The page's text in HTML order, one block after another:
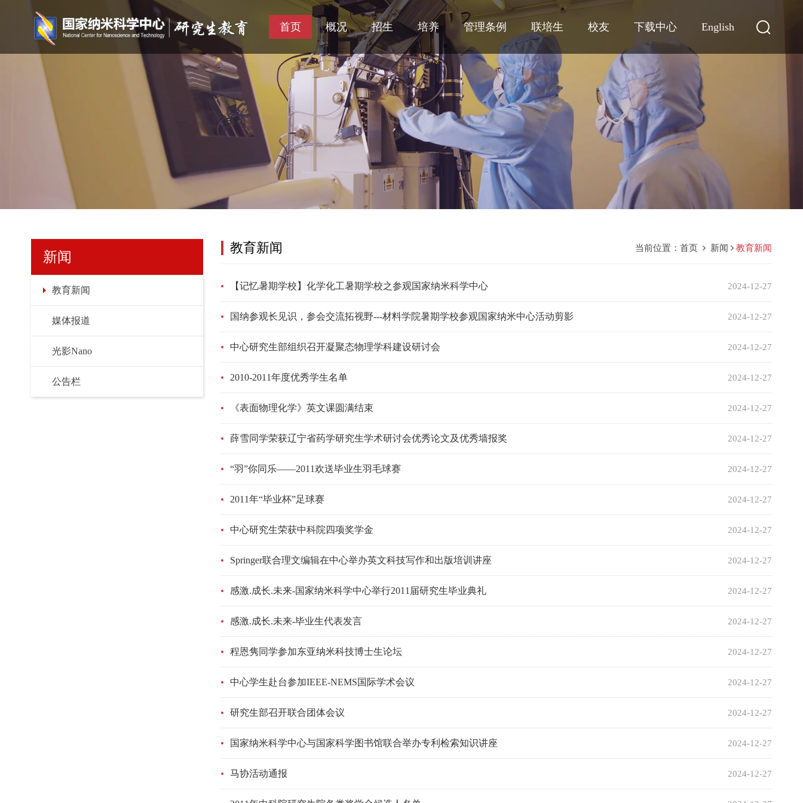
首页 概况 招生 培养 管理条例 联培生 校友 下载中心 English
新闻
教育新闻
媒体报道
光影Nano
公告栏
教育新闻 当前位置： 首页 新闻 教育新闻
【记忆暑期学校】化学化工暑期学校之参观国家纳米科学中心 2024-12-27
国纳参观长见识，参会交流拓视野---材料学院暑期学校参观国家纳米中心活动剪影 2024-12-27
中心研究生部组织召开凝聚态物理学科建设研讨会 2024-12-27
2010-2011年度优秀学生名单 2024-12-27
《表面物理化学》英文课圆满结束 2024-12-27
薛雪同学荣获辽宁省药学研究生学术研讨会优秀论文及优秀墙报奖 2024-12-27
“羽”你同乐——2011欢送毕业生羽毛球赛 2024-12-27
2011年“毕业杯”足球赛 2024-12-27
中心研究生荣获中科院四项奖学金 2024-12-27
Springer联合理文编辑在中心举办英文科技写作和出版培训讲座 2024-12-27
感激.成长.未来-国家纳米科学中心举行2011届研究生毕业典礼 2024-12-27
感激.成长.未来-毕业生代表发言 2024-12-27
程恩隽同学参加东亚纳米科技博士生论坛 2024-12-27
中心学生赴台参加IEEE-NEMS国际学术会议 2024-12-27
研究生部召开联合团体会议 2024-12-27
国家纳米科学中心与国家科学图书馆联合举办专利检索知识讲座 2024-12-27
马协活动通报 2024-12-27